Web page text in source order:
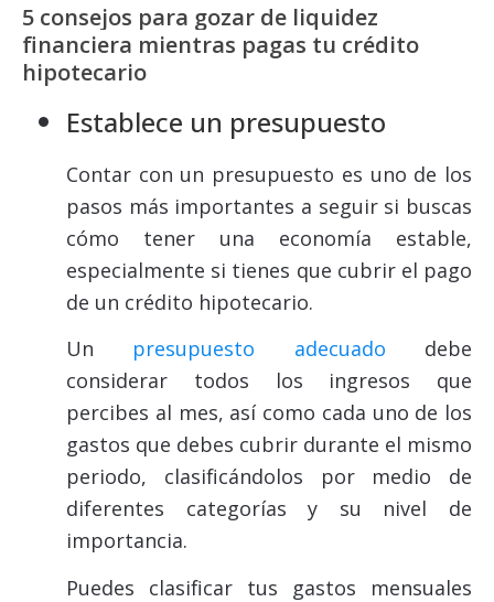
5 consejos para gozar de liquidez
financiera mientras pagas tu crédito
hipotecario
Establece un presupuesto
Contar con un presupuesto es uno de los
pasos más importantes a seguir si buscas
cómo tener una economía estable,
especialmente si tienes que cubrir el pago
de un crédito hipotecario.
Un presupuesto adecuado debe
considerar todos los ingresos que
percibes al mes, así como cada uno de los
gastos que debes cubrir durante el mismo
periodo, clasificándolos por medio de
diferentes categorías y su nivel de
importancia.
Puedes clasificar tus gastos mensuales